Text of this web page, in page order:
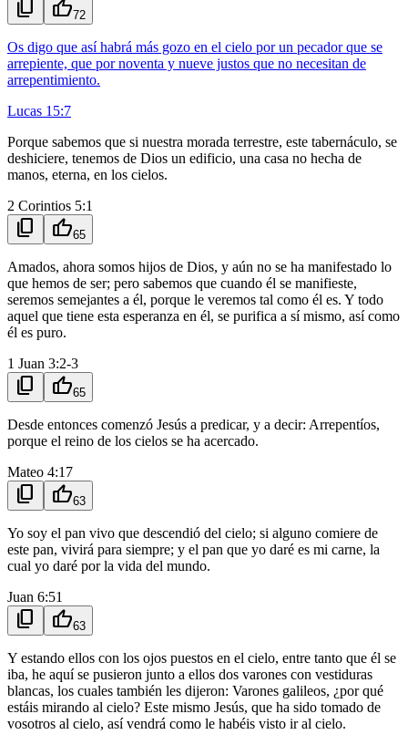
content_copy thumb_up72
Os digo que así habrá más gozo en el cielo por un pecador que se
arrepiente, que por noventa y nueve justos que no necesitan de
arrepentimiento.
Lucas 15:7
Porque sabemos que si nuestra morada terrestre, este tabernáculo, se
deshiciere, tenemos de Dios un edificio, una casa no hecha de
manos, eterna, en los cielos.
2 Corintios 5:1
content_copy thumb_up65
Amados, ahora somos hijos de Dios, y aún no se ha manifestado lo
que hemos de ser; pero sabemos que cuando él se manifieste,
seremos semejantes a él, porque le veremos tal como él es. Y todo
aquel que tiene esta esperanza en él, se purifica a sí mismo, así como
él es puro.
1 Juan 3:2-3
content_copy thumb_up65
Desde entonces comenzó Jesús a predicar, y a decir: Arrepentíos,
porque el reino de los cielos se ha acercado.
Mateo 4:17
content_copy thumb_up63
Yo soy el pan vivo que descendió del cielo; si alguno comiere de
este pan, vivirá para siempre; y el pan que yo daré es mi carne, la
cual yo daré por la vida del mundo.
Juan 6:51
content_copy thumb_up63
Y estando ellos con los ojos puestos en el cielo, entre tanto que él se
iba, he aquí se pusieron junto a ellos dos varones con vestiduras
blancas, los cuales también les dijeron: Varones galileos, ¿por qué
estáis mirando al cielo? Este mismo Jesús, que ha sido tomado de
vosotros al cielo, así vendrá como le habéis visto ir al cielo.